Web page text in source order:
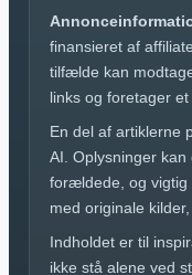
finansieret af
tilfælde kan
links og foretager
En del af artiklerne
AI. Oplysninger
forældede, og vigtig
med originale
Indholdet er til
ikke stå alene ved